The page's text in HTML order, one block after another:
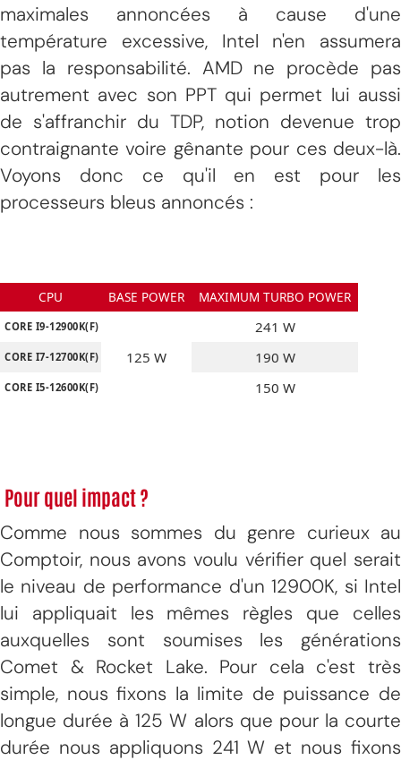
maximales annoncées à cause d'une
température excessive, Intel n'en assumera
pas la responsabilité. AMD ne procède pas
autrement avec son PPT qui permet lui aussi
de s'affranchir du TDP, notion devenue trop
contraignante voire gênante pour ces deux-là.
Voyons donc ce qu'il en est pour les
processeurs bleus annoncés :
CPU BASE POWER MAXIMUM TURBO POWER
CORE I9-12900K(F)
125 W
241 W
CORE I7-12700K(F) 190 W
CORE I5-12600K(F) 150 W
Pour quel impact ?
Comme nous sommes du genre curieux au
Comptoir, nous avons voulu vérifier quel serait
le niveau de performance d'un 12900K, si Intel
lui appliquait les mêmes règles que celles
auxquelles sont soumises les générations
Comet & Rocket Lake. Pour cela c'est très
simple, nous fixons la limite de puissance de
longue durée à 125 W alors que pour la courte
durée nous appliquons 241 W et nous fixons